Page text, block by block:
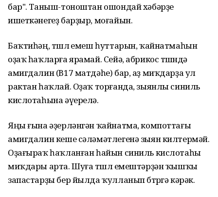
бар". Таныш-тоноштан ошондай хәбәрҙе
ишеткәнегеҙ барҙыр, моғайын.
Баҡтиһәң, төшлө емеш һуттарын, ҡайнатмаһын
оҙаҡ һаҡларға ярамай. Сейә, абрикос төшөндә
амигдалин (В17 матдәһе) бар, аҙ миҡдарҙа ул
рактан һаҡлай. Оҙаҡ торғанда, зыянлы синиль
кислотаһына әүерелә.
Яңы ғына әҙерләнгән ҡайнатма, компоттағы
амигдалин кеше сәләмәтлегенә зыян килтермәй.
Оҙағыраҡ һаҡланған һайын синиль кислотаһы
миҡдары арта. Шуға төшлө емештәрҙән ҡышҡы
запастарҙы бер йылда ҡулланып бөтөргә кәрәк.